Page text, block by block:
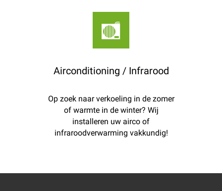
Airconditioning / Infrarood
Op zoek naar verkoeling in de zomer
of warmte in de winter? Wij
installeren uw airco of
infraroodverwarming vakkundig!